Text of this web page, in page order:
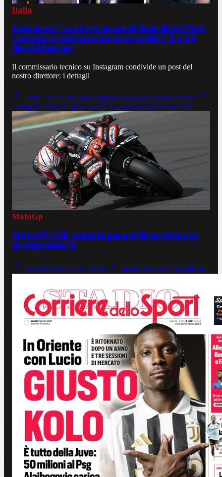
Italia
Zazzaroni: "La stanchezza di Guardiola? Non
riusciva a metterne insieme undici". E c'è il
like di Mancini
Il commissario tecnico su Instagram condivide un post del
nostro direttore: i dettagli
Zola: "Nel Club Italia voglio sviluppare i nuovi talenti"
Chiagni e fotti: si agitano per il ct e poi comprano stranieri
MotoGp
MotoGP LIVE: segui la gara di Silverstone in
diretta dalle 14
Martin trionfa nella Sprint Martin domina le qualifiche